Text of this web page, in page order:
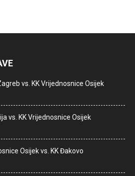
vs. KK Vrijednosnice Osijek
vs. KK Vrijednosnice Osijek
Osijek vs. KK Đakovo